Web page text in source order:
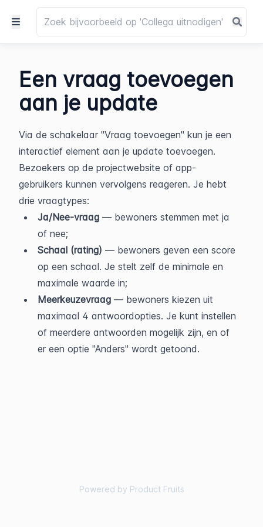
Een vraag toevoegen
aan je update
Via de schakelaar "Vraag toevoegen" kun je een
interactief element aan je update toevoegen.
Bezoekers op de projectwebsite of app-
gebruikers kunnen vervolgens reageren. Je hebt
drie vraagtypes:
Ja/Nee-vraag — bewoners stemmen met ja
of nee;
Schaal (rating) — bewoners geven een score
op een schaal. Je stelt zelf de minimale en
maximale waarde in;
Meerkeuzevraag — bewoners kiezen uit
maximaal 4 antwoordopties. Je kunt instellen
of meerdere antwoorden mogelijk zijn, en of
er een optie "Anders" wordt getoond.
Powered by Product Fruits